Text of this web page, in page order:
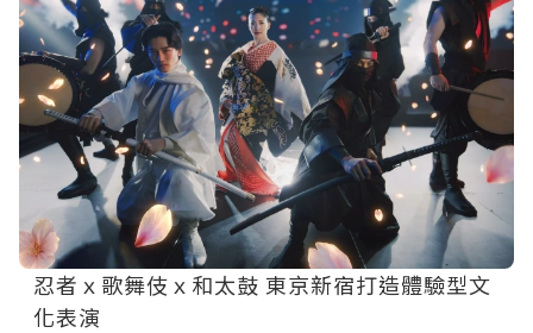
忍者ｘ歌舞伎ｘ和太鼓 東京新宿打造體驗型文
化表演